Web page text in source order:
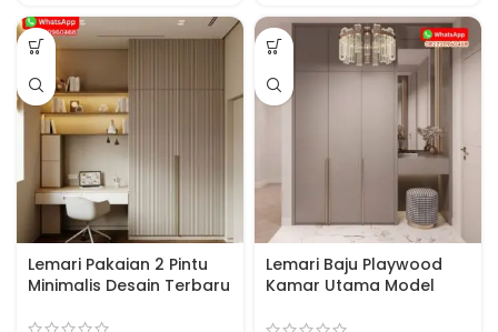
Lemari Pakaian 2 Pintu
Minimalis Desain Terbaru
Lemari Baju Playwood
Kamar Utama Model